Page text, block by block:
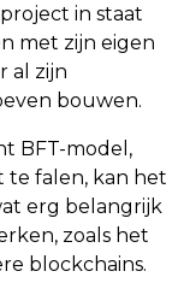
in staat
met zijn eigen
al zijn
bouwen.
BFT-model,
te falen, kan het
erg belangrijk
zoals het
blockchains.